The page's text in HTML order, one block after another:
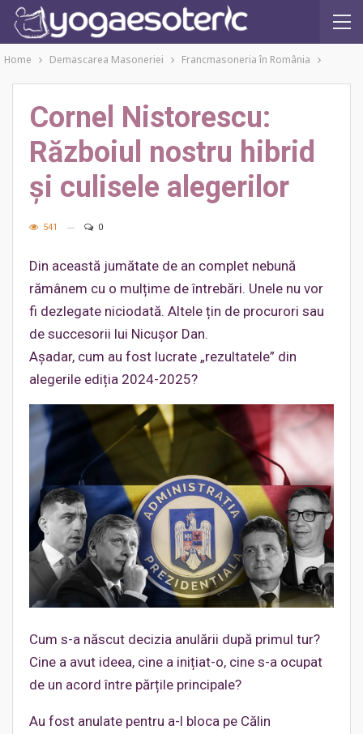
Home Demascarea Masoneriei Francmasoneria în România
Cornel Nistorescu:
Războiul nostru hibrid
și culisele alegerilor
541 0
Din această jumătate de an complet nebună
rămânem cu o mulțime de întrebări. Unele nu vor
fi dezlegate niciodată. Altele țin de procurori sau
de succesorii lui Nicușor Dan.
Așadar, cum au fost lucrate „rezultatele” din
alegerile ediția 2024-2025?
Cum s-a născut decizia anulării după primul tur?
Cine a avut ideea, cine a inițiat-o, cine s-a ocupat
de un acord între părțile principale?
Au fost anulate pentru a-l bloca pe Călin